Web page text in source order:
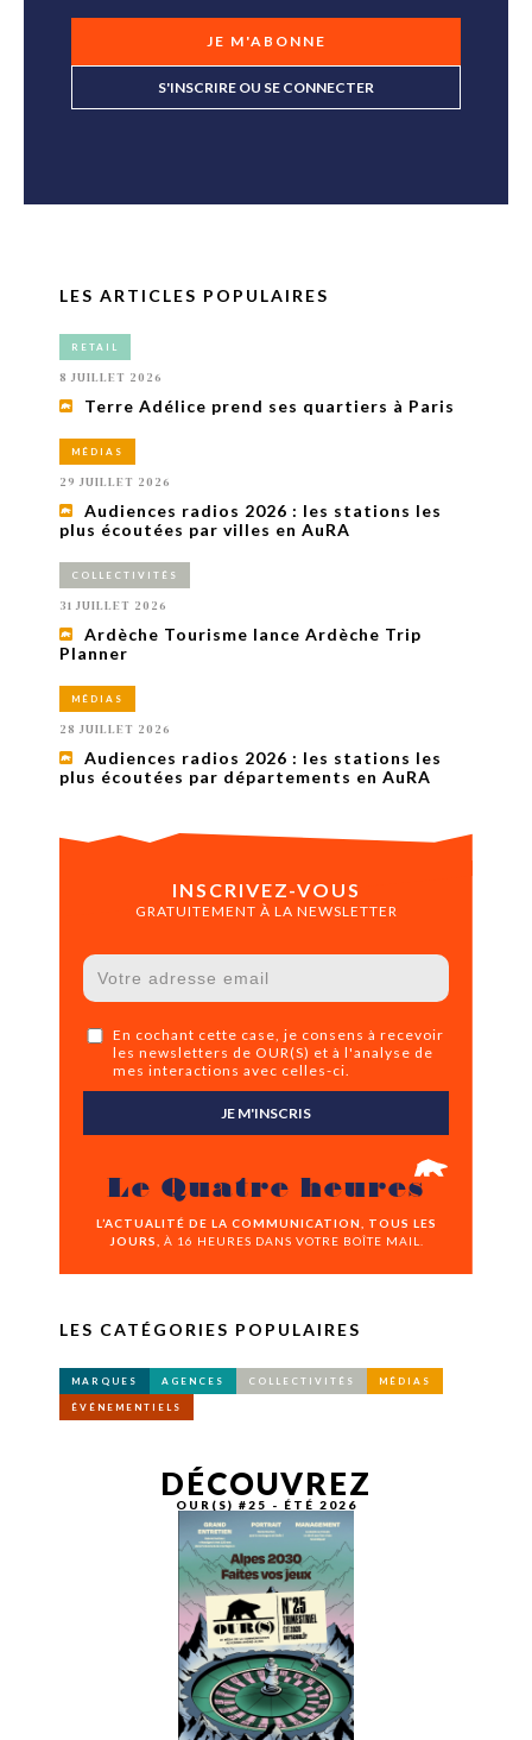
JE M'ABONNE
S'INSCRIRE OU SE CONNECTER
LES ARTICLES POPULAIRES
RETAIL
8 JUILLET 2026
Terre Adélice prend ses quartiers à Paris
MÉDIAS
29 JUILLET 2026
Audiences radios 2026 : les stations les
plus écoutées par villes en AuRA
COLLECTIVITÉS
31 JUILLET 2026
Ardèche Tourisme lance Ardèche Trip
Planner
MÉDIAS
28 JUILLET 2026
Audiences radios 2026 : les stations les
plus écoutées par départements en AuRA
INSCRIVEZ-VOUS
GRATUITEMENT À LA NEWSLETTER
En cochant cette case, je consens à recevoir
les newsletters de OUR(S) et à l'analyse de
mes interactions avec celles-ci.
JE M'INSCRIS
Le Quatre heures
L’ACTUALITÉ DE LA COMMUNICATION, TOUS LES
JOURS,
À 16 HEURES DANS VOTRE BOÎTE MAIL.
LES CATÉGORIES POPULAIRES
MARQUES AGENCES COLLECTIVITÉS MÉDIAS
ÉVÉNEMENTIELS
DÉCOUVREZ
OUR(S) #25 - ÉTÉ 2026